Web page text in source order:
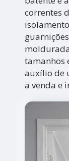
correntes
tamanhos
auxílio de
a venda e